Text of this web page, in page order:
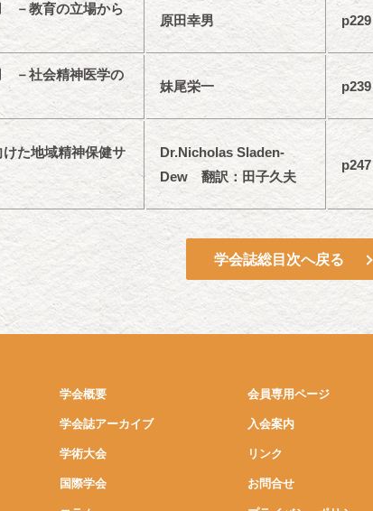
－教育の立場から
原田幸男 p229
－社会精神医学の
妹尾栄一 p239
た地域精神保健サ
Dr.Nicholas Sladen-
Dew 翻訳：田子久夫
p247
学会誌総目次へ戻る
学会概要
学会誌アーカイブ
学術大会
国際学会
会員専用ページ
入会案内
リンク
お問合せ